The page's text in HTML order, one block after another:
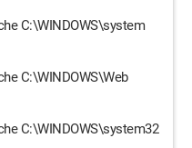
C:\WINDOWS\system
C:\WINDOWS\Web
C:\WINDOWS\system32